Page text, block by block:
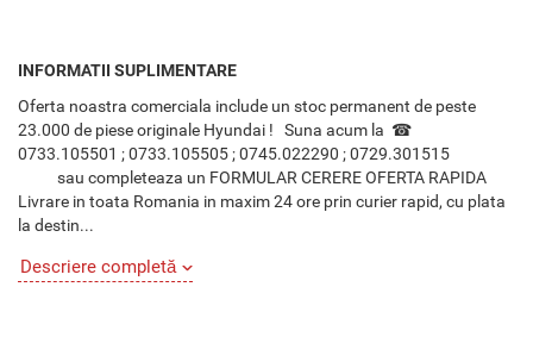
INFORMATII SUPLIMENTARE
Oferta noastra comerciala include un stoc permanent de peste
23.000 de piese originale Hyundai ! Suna acum la ☎
0733.105501 ; 0733.105505 ; 0745.022290 ; 0729.301515
sau completeaza un FORMULAR CERERE OFERTA RAPIDA
Livrare in toata Romania in maxim 24 ore prin curier rapid, cu plata
la destin...
Descriere completă